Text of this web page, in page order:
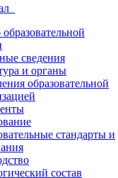
сведения
и органы
образовательной
стандарты и
состав